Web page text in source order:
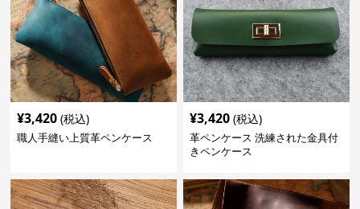
¥3,420 (税込)
職人手縫い上質革ペンケース
¥3,420 (税込)
革ペンケース 洗練された金具付
きペンケース